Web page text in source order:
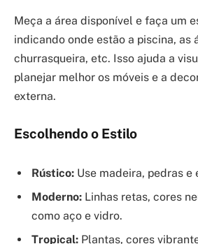
Meça a área disponível e faça um
indicando onde estão a piscina, as
churrasqueira, etc. Isso ajuda a
planejar melhor os móveis e a
externa.
Escolhendo o Estilo
Rústico: Use madeira, pedras
Moderno: Linhas retas, cores
como aço e vidro.
Tropical: Plantas, cores